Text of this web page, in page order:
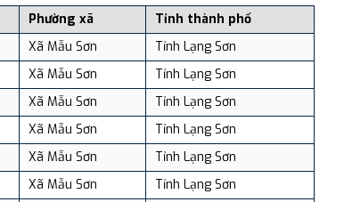
Phường xã
Tỉnh thành phố
Xã Mẫu Sơn
Tỉnh Lạng Sơn
Xã Mẫu Sơn
Tỉnh Lạng Sơn
Xã Mẫu Sơn
Tỉnh Lạng Sơn
Xã Mẫu Sơn
Tỉnh Lạng Sơn
Xã Mẫu Sơn
Tỉnh Lạng Sơn
Xã Mẫu Sơn
Tỉnh Lạng Sơn